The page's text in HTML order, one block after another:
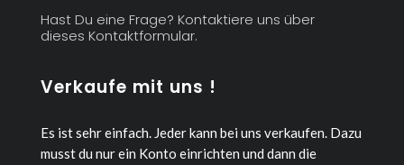
Hast Du eine Frage? Kontaktiere uns über
dieses Kontaktformular.
Verkaufe mit uns !
Es ist sehr einfach. Jeder kann bei uns verkaufen. Dazu
musst du nur ein Konto einrichten und dann die